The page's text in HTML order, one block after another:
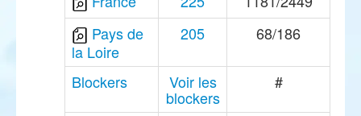
Pays de
la Loire
205 68/186
Blockers Voir les
blockers
#